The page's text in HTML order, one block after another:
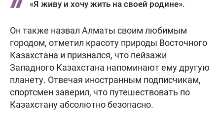
«Я живу и хочу жить на своей родине».
Он также назвал Алматы своим любимым
городом, отметил красоту природы Восточного
Казахстана и признался, что пейзажи
Западного Казахстана напоминают ему другую
планету. Отвечая иностранным подписчикам,
спортсмен заверил, что путешествовать по
Казахстану абсолютно безопасно.